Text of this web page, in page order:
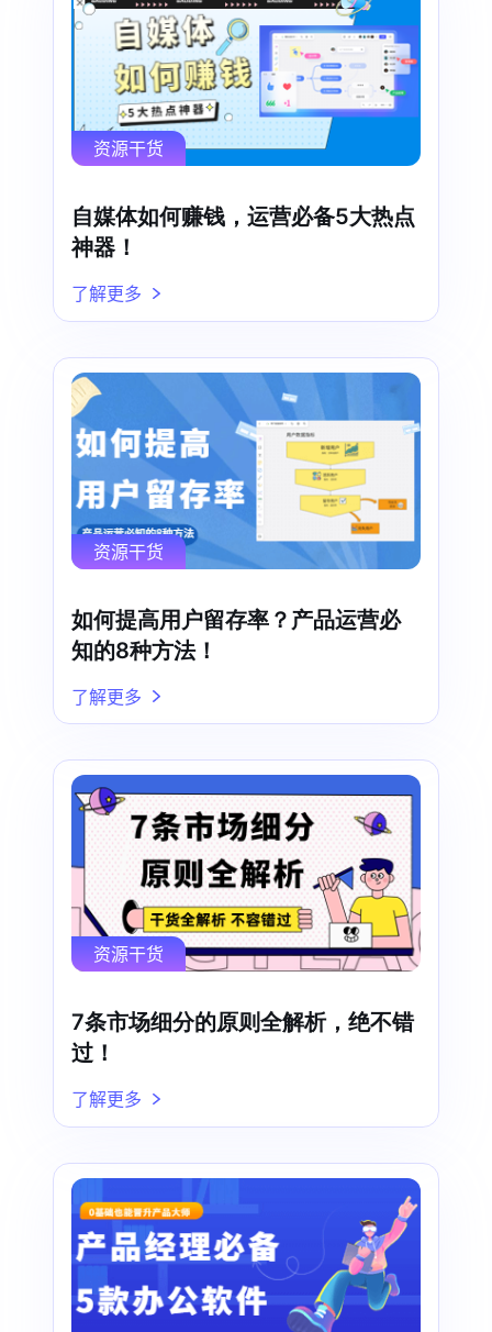
资源干货
自媒体如何赚钱，运营必备5大热点
神器！
了解更多
资源干货
如何提高用户留存率？产品运营必
知的8种方法！
了解更多
资源干货
7条市场细分的原则全解析，绝不错
过！
了解更多